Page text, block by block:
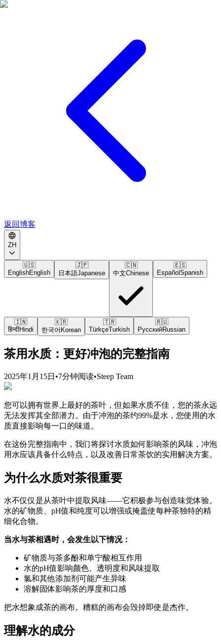
返回博客
ZH
🇺🇸
EnglishEnglish
🇯🇵
日本語Japanese
🇨🇳
中文Chinese
🇪🇸
Español Spanish
🇮🇳
हिन्दीHindi
🇰🇷
한국어 Korean
🇹🇷
TürkçeTurkish
🇷🇺
РусскийRussian
茶用水质：更好冲泡的完整指南
2025年1月15日 •7分钟阅读•Steep Team
您可以拥有世界上最好的茶叶，但如果水质不佳，您的茶永远
无法发挥其全部潜力。由于冲泡的茶约99%是水，您使用的水
质直接影响每一口的味道。
在这份完整指南中，我们将探讨水质如何影响茶的风味，冲泡
用水应该具备什么特点，以及改善日常茶饮的实用解决方案。
为什么水质对茶很重要
水不仅仅是从茶叶中提取风味——它积极参与创造味觉体验。
水的矿物质、pH值和纯度可以增强或掩盖使每种茶独特的精
细化合物。
当水与茶相遇时，会发生以下情况：
矿物质与茶多酚和单宁酸相互作用
水的pH值影响颜色、透明度和风味提取
氯和其他添加剂可能产生异味
溶解固体影响茶的厚度和口感
把水想象成茶的画布。糟糕的画布会毁掉即使是杰作。
理解水的成分